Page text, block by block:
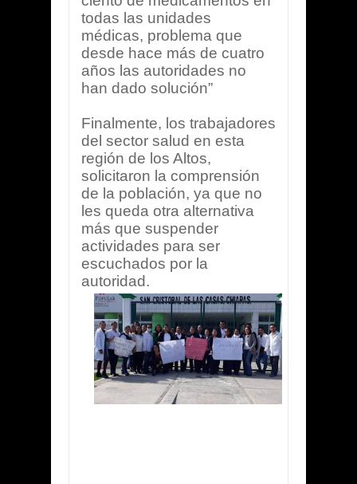
todas las unidades
médicas, problema que
desde hace más de cuatro
años las autoridades no
han dado solución”
Finalmente, los trabajadores
del sector salud en esta
región de los Altos,
solicitaron la comprensión
de la población, ya que no
les queda otra alternativa
más que suspender
actividades para ser
escuchados por la
autoridad.